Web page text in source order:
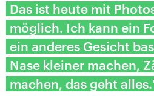
Das ist heute mit
möglich. Ich kann ein
ein anderes Gesicht
Nase kleiner machen,
machen, das geht